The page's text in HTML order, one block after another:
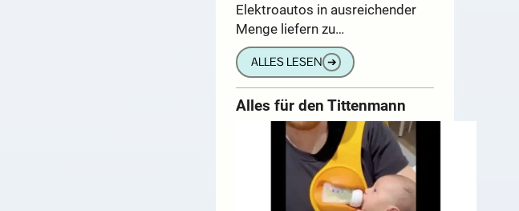
Elektroautos in ausreichender
Menge liefern zu…
ALLES LESEN ➔
Alles für den Tittenmann